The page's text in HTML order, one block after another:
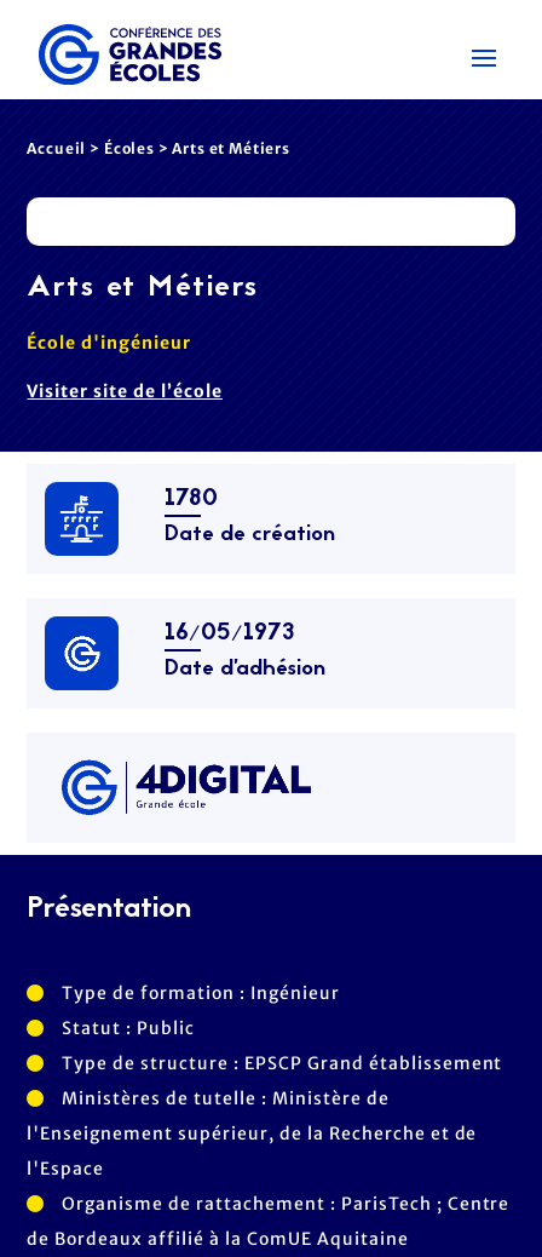
Accueil > Écoles > Arts et Métiers
Arts et Métiers
École d'ingénieur
Visiter site de l’école
1780
Date de création
16/05/1973
Date d’adhésion
Présentation
Type de formation : Ingénieur
Statut : Public
Type de structure : EPSCP Grand établissement
Ministères de tutelle : Ministère de
l'Enseignement supérieur, de la Recherche et de
l'Espace
Organisme de rattachement : ParisTech ; Centre
de Bordeaux affilié à la ComUE Aquitaine